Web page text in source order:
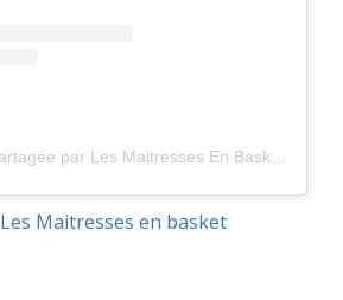
Les Maitresses en basket